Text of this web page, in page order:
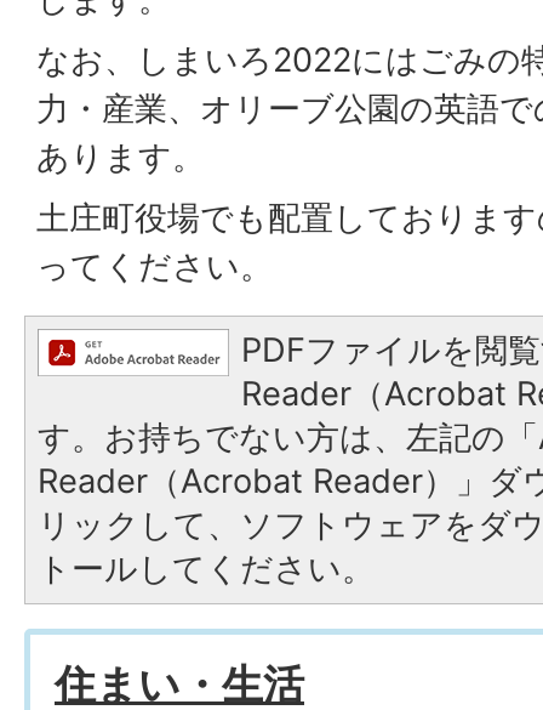
なお、しまいろ2022にはごみの
力・産業、オリーブ公園の英語
あります。
土庄町役場でも配置しておりま
ってください。
PDFファイルを閲
Reader（Acrobat
す。お持ちでない方は、左記の
Reader（Acrobat Reader）」ダ
リックして、ソフトウェアをダ
トールしてください。
住まい・生活